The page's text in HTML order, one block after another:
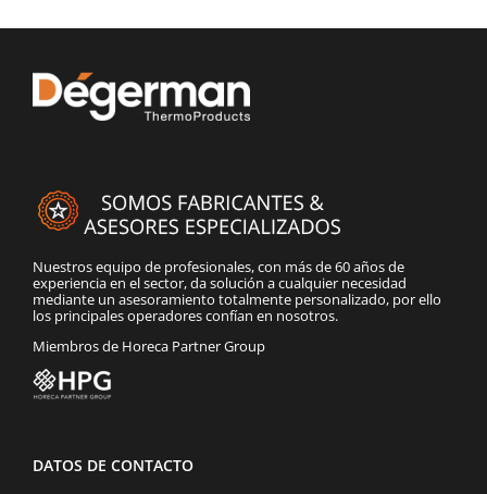
Nuestros equipo de profesionales, con más de 60 años de
experiencia en el sector, da solución a cualquier necesidad
mediante un asesoramiento totalmente personalizado, por ello
los principales operadores confían en nosotros.
Miembros de Horeca Partner Group
DATOS DE CONTACTO